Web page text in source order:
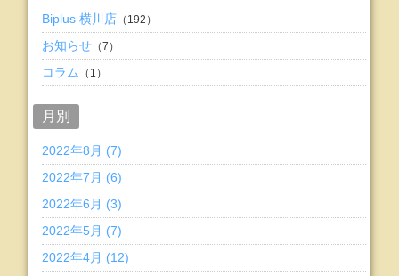
Biplus 横川店 （192）
お知らせ （7）
コラム （1）
月別
2022年8月 (7)
2022年7月 (6)
2022年6月 (3)
2022年5月 (7)
2022年4月 (12)